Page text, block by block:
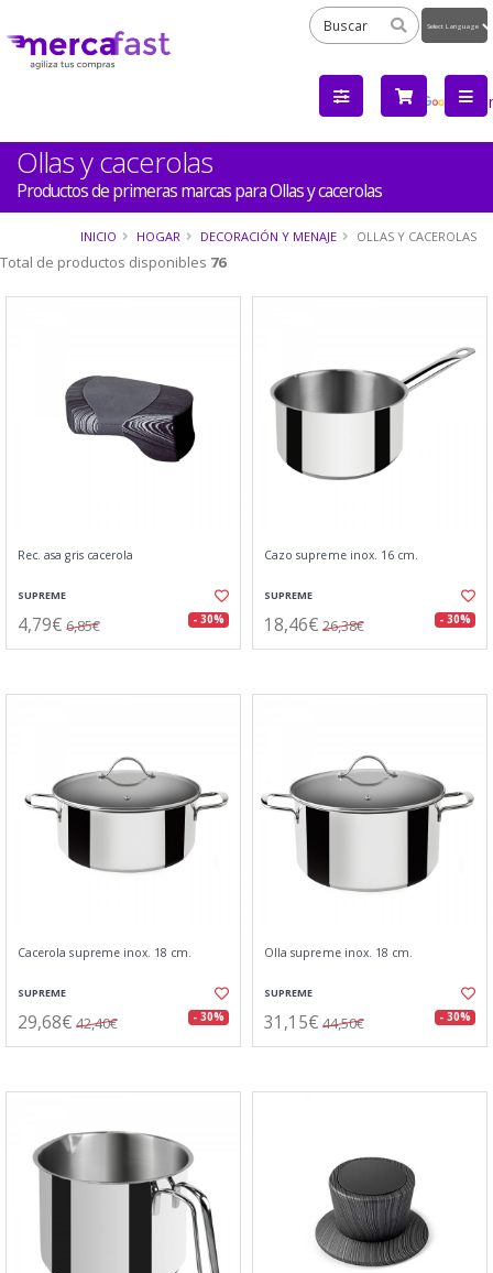
by
Ollas y cacerolas
Productos de primeras marcas para Ollas y cacerolas
INICIO HOGAR DECORACIÓN Y MENAJE OLLAS Y CACEROLAS
Total de productos disponibles 76
Rec. asa gris cacerola
SUPREME
4,79€ 6,85€ - 30%
Cazo supreme inox. 16 cm.
SUPREME
18,46€ 26,38€ - 30%
Cacerola supreme inox. 18 cm.
SUPREME
29,68€ 42,40€ - 30%
Olla supreme inox. 18 cm.
SUPREME
31,15€ 44,50€ - 30%